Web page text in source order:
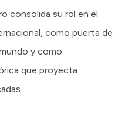
consolida su rol en el
como puerta de
y como
que proyecta